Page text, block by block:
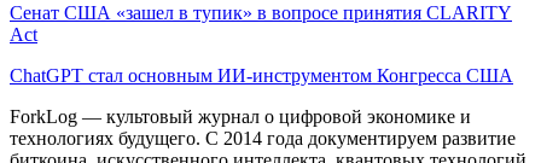
Сенат США «зашел в тупик» в вопросе принятия CLARITY
Act
ChatGPT стал основным ИИ-инструментом Конгресса США
ForkLog — культовый журнал о цифровой экономике и
технологиях будущего. С 2014 года документируем развитие